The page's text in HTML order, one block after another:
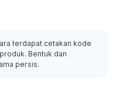
terdapat cetakan kode
Bentuk dan
persis.